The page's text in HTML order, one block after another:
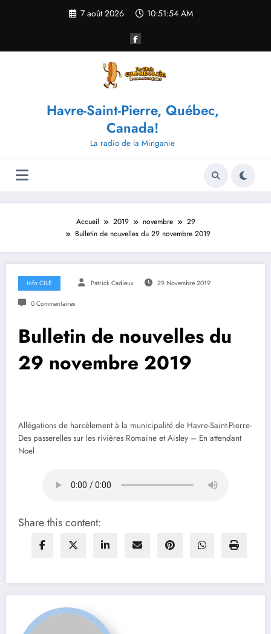
7 août 2026 10:51:54 AM
Havre-Saint-Pierre, Québec,
Canada!
La radio de la Minganie
Accueil 2019 novembre
29
Bulletin de nouvelles du 29 novembre 2019
Info CILE Patrick Cadieux 29 Novembre 2019
0 Commentaires
Bulletin de nouvelles du
29 novembre 2019
Allégations de harcèlement à la municipalité de Havre-Saint-Pierre-
Des passerelles sur les rivières Romaine et Aisley – En attendant
Noel
Share this content: